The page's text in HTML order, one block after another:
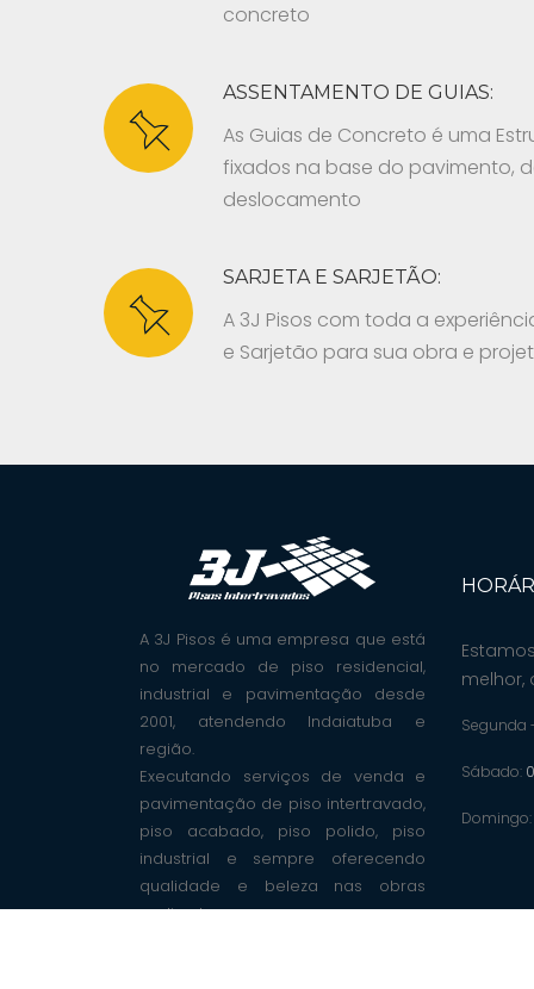
concreto
ASSENTAMENTO DE GUIAS:
As Guias de Concreto é uma
fixados na base do pavimento,
deslocamento
SARJETA E SARJETÃO:
A 3J Pisos com toda a
e Sarjetão para sua obra e
A 3J Pisos é uma empresa que está
no mercado de piso residencial,
industrial e pavimentação desde
2001, atendendo Indaiatuba e
região.
Executando serviços de venda e
pavimentação de piso intertravado,
piso acabado, piso polido, piso
industrial e sempre oferecendo
qualidade e beleza nas obras
realizadas.
melhor,
Segunda
Sábado:
Domingo: